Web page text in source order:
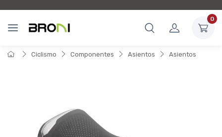
0
Ciclismo Componentes Asientos Asientos